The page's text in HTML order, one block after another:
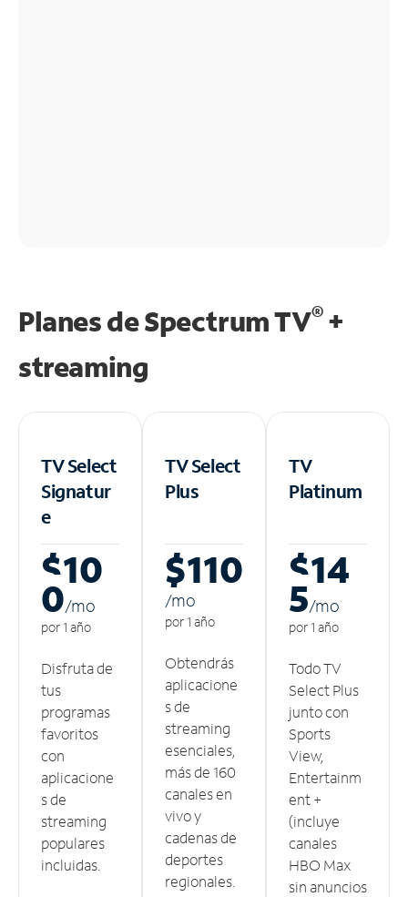
Planes de Spectrum TV®+
streaming
TV Select
Signatur
e
$10
0/mo
por 1 año
Disfruta de
tus
programas
favoritos
con
aplicacione
s de
streaming
populares
incluidas.
TV Select
Plus
$110
/mo
por 1 año
Obtendrás
aplicacione
s de
streaming
esenciales,
más de 160
canales en
vivo y
cadenas de
deportes
regionales.
TV
Platinum
$14
5/mo
por 1 año
Todo TV
Select Plus
junto con
Sports
View,
Entertainm
ent +
(incluye
canales
HBO Max
sin anuncios